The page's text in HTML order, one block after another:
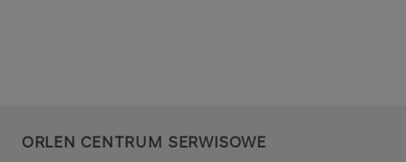
ORLEN CENTRUM SERWISOWE